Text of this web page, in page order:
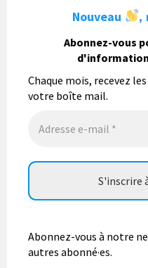
La commune de Thilay
population mais
bulletin municipal
photo gratuit OUVERT À
Vous pouvez envoyer
Nouveau ,
Abonnez-vous
Chaque mois, recevez
votre boîte mail.
Abonnez-vous à notre
autres abonné·es.